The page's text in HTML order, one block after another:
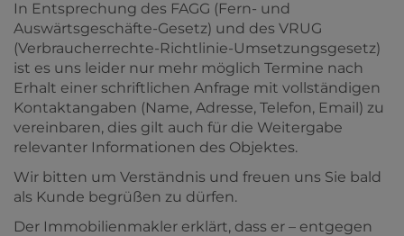
In Entsprechung des FAGG (Fern- und
Auswärtsgeschäfte-Gesetz) und des VRUG
(Verbraucherrechte-Richtlinie-Umsetzungsgesetz)
ist es uns leider nur mehr möglich Termine nach
Erhalt einer schriftlichen Anfrage mit vollständigen
Kontaktangaben (Name, Adresse, Telefon, Email) zu
vereinbaren, dies gilt auch für die Weitergabe
relevanter Informationen des Objektes.
Wir bitten um Verständnis und freuen uns Sie bald
als Kunde begrüßen zu dürfen.
Der Immobilienmakler erklärt, dass er – entgegen